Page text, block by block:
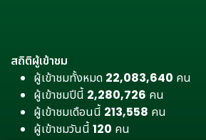
สถิติผู้เข้าชม
ผู้เข้าชมทั้งหมด 22,083,640 คน
ผู้เข้าชมปีนี้ 2,280,726 คน
ผู้เข้าชมเดือนนี้ 213,558 คน
ผู้เข้าชมวันนี้ 120 คน